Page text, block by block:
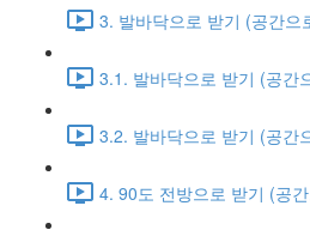
3. 발바닥으로 받기 (공간으
3.1. 발바닥으로 받기 (공간
3.2. 발바닥으로 받기 (공간
4. 90도 전방으로 받기 (공